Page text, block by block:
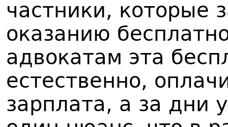
частники, которые
оказанию
адвокатам эта
естественно,
зарплата, а за дни